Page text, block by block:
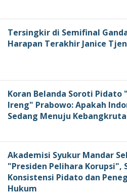
Tersingkir di Semifinal
Harapan Terakhir Janice
Koran Belanda Soroti Pidato
Ireng" Prabowo: Apakah
Sedang Menuju
Akademisi Syukur Mandar
"Presiden Pelihara Korupsi",
Konsistensi Pidato dan
Hukum